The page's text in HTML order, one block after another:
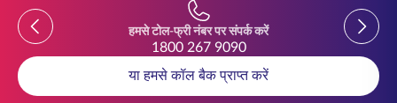
हमसे टोल-फ्री नंबर पर संपर्क करें
1800 267 9090
या हमसे कॉल बैक प्राप्त करें